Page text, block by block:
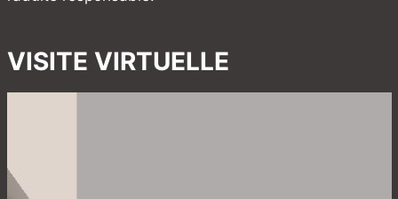
VISITE VIRTUELLE